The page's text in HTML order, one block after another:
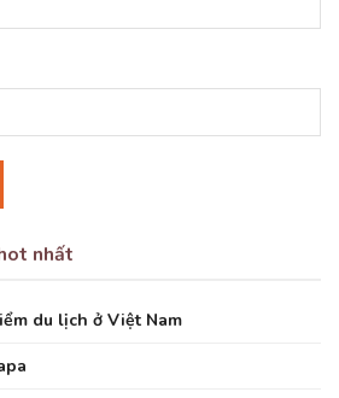
nhất
du lịch ở Việt Nam